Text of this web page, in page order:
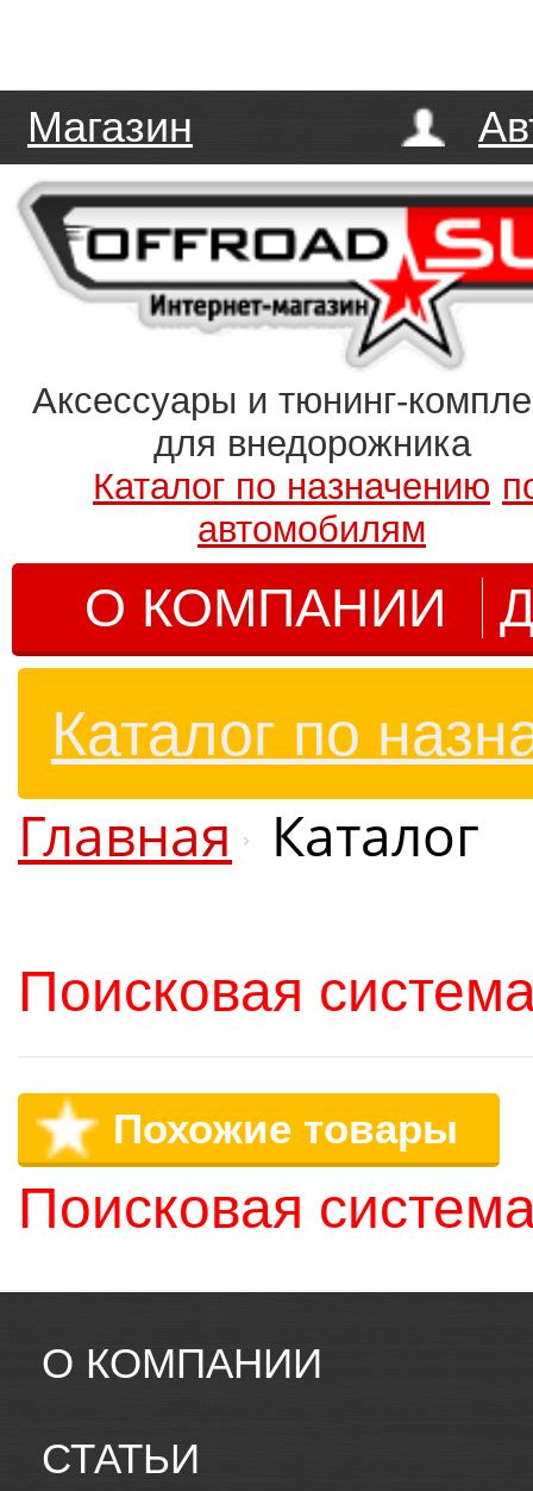
Магазин
Аксессуары и тюнинг-
для внедорожника
Каталог по назначению
автомобилям
О КОМПАНИИ
Каталог по
Главная Каталог
Поисковая
Похожие товары
Поисковая
О КОМПАНИИ
СТАТЬИ